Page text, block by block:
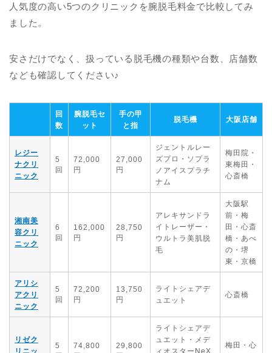
人気度の高い5つのクリニックを腕脱毛料金で比較してみ
ました。
安さだけでなく、扱っている脱毛機の種類や台数、店舗数
なども確認してください♪
回
数
腕脱毛セ
ット
手の甲
と指
脱毛機 大阪店舗
レジー
ナクリ
ニック
5
回
72,000
円
27,000
円
ジェントルレー
ズプロ・ソプラ
ノアイスプラチ
ナム
梅田院・
東梅田・
心斎橋
湘南美
容クリ
ニック
6
回
162,000
円
28,750
円
アレキサンドラ
イトレーザー・
ウルトラ美肌脱
毛
大阪駅
前・梅
田・心斎
橋・あべ
の・堺
東・京橋
アリシ
アクリ
ニック
5
回
72,200
円
13,750
円
ライトシェアデ
ュエット
心斎橋
リゼク
リニッ
5
74,800
29,800
ライトシェアデ
ュエット・メデ
ィオスターNeX
梅田・心